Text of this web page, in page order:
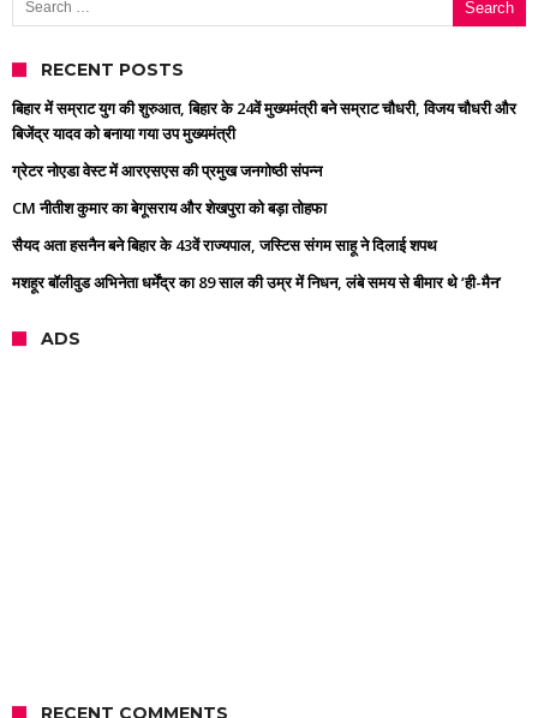
RECENT POSTS
बिहार में सम्राट युग की शुरुआत, बिहार के 24वें मुख्यमंत्री बने सम्राट चौधरी, विजय चौधरी और
बिजेंद्र यादव को बनाया गया उप मुख्यमंत्री
ग्रेटर नोएडा वेस्ट में आरएसएस की प्रमुख जनगोष्ठी संपन्न
CM नीतीश कुमार का बेगूसराय और शेखपुरा को बड़ा तोहफा
सैयद अता हसनैन बने बिहार के 43वें राज्यपाल, जस्टिस संगम साहू ने दिलाई शपथ
मशहूर बॉलीवुड अभिनेता धर्मेंद्र का 89 साल की उम्र में निधन, लंबे समय से बीमार थे ‘ही-मैन’
ADS
RECENT COMMENTS